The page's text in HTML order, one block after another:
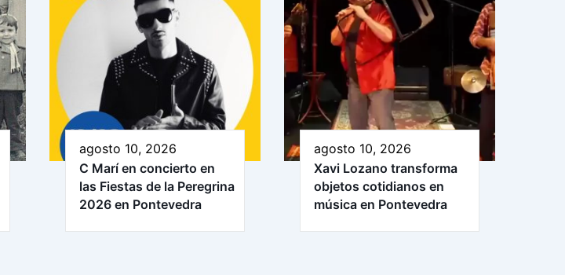
agosto 10, 2026
C Marí en concierto en
las Fiestas de la Peregrina
2026 en Pontevedra
agosto 10, 2026
Xavi Lozano transforma
objetos cotidianos en
música en Pontevedra